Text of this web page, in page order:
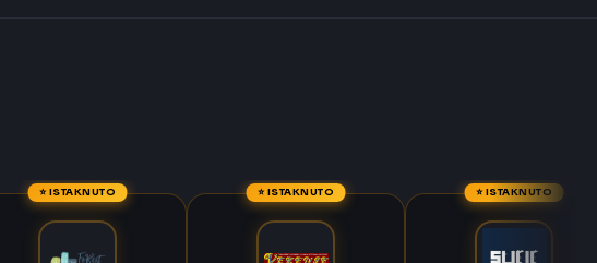
⭐ ISTAKNUTO ⭐ ISTAKNUTO ⭐ ISTAKNUTO